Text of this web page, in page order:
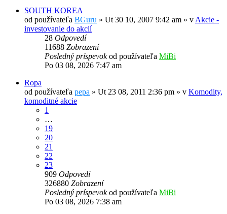
SOUTH KOREA
od používateľa BGuru » Ut 30 10, 2007 9:42 am » vAkcie -
investovanie do akcií
28 Odpovedí
11688 Zobrazení
Posledný príspevokod používateľa MiBi
Po 03 08, 2026 7:47 am
Ropa
od používateľa pepa » Ut 23 08, 2011 2:36 pm » v Komodity,
komoditné akcie
1
…
19
20
21
22
23
909 Odpovedí
326880 Zobrazení
Posledný príspevokod používateľa MiBi
Po 03 08, 2026 7:38 am